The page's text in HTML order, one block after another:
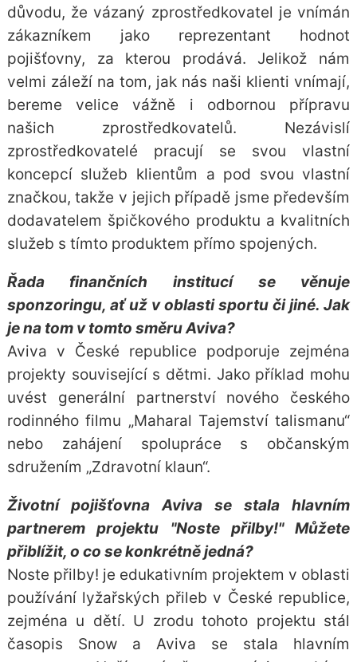
důvodu, že vázaný zprostředkovatel je vnímán
zákazníkem jako reprezentant hodnot
pojišťovny, za kterou prodává. Jelikož nám
velmi záleží na tom, jak nás naši klienti vnímají,
bereme velice vážně i odbornou přípravu
našich zprostředkovatelů. Nezávislí
zprostředkovatelé pracují se svou vlastní
koncepcí služeb klientům a pod svou vlastní
značkou, takže v jejich případě jsme především
dodavatelem špičkového produktu a kvalitních
služeb s tímto produktem přímo spojených.
Řada finančních institucí se věnuje
sponzoringu, ať už v oblasti sportu či jiné. Jak
je na tom v tomto směru Aviva?
Aviva v České republice podporuje zejména
projekty související s dětmi. Jako příklad mohu
uvést generální partnerství nového českého
rodinného filmu „Maharal Tajemství talismanu“
nebo zahájení spolupráce s občanským
sdružením „Zdravotní klaun“.
Životní pojišťovna Aviva se stala hlavním
partnerem projektu "Noste přilby!" Můžete
přiblížit, o co se konkrétně jedná?
Noste přilby! je edukativním projektem v oblasti
používání lyžařských přileb v České republice,
zejména u dětí. U zrodu tohoto projektu stál
časopis Snow a Aviva se stala hlavním